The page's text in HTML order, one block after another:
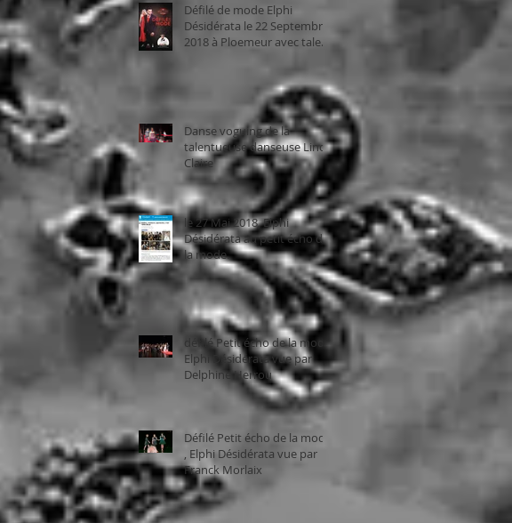
Défilé de mode Elphi
Désidérata le 22 Septembre
2018 à Ploemeur avec talent
Danse voguing de la
talentueuse danseuse Linda
Claire
le 27 Mai 2018, Elphi
Désidérata au petit écho de
la mode.
défilé Petit écho de la mode,
Elphi Désidérata vue par
Delphine Herrou
Défilé Petit écho de la mode
, Elphi Désidérata vue par
Franck Morlaix